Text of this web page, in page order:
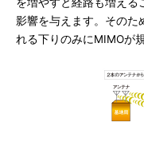
影響を与えます。そのた
れる下りのみにMIMOが